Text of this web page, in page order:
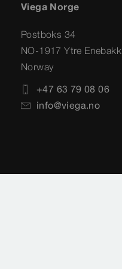
Viega Norge
Postboks 34
NO-1917 Ytre Enebakk
Norway
+47 63 79 08 06
info@viega.no